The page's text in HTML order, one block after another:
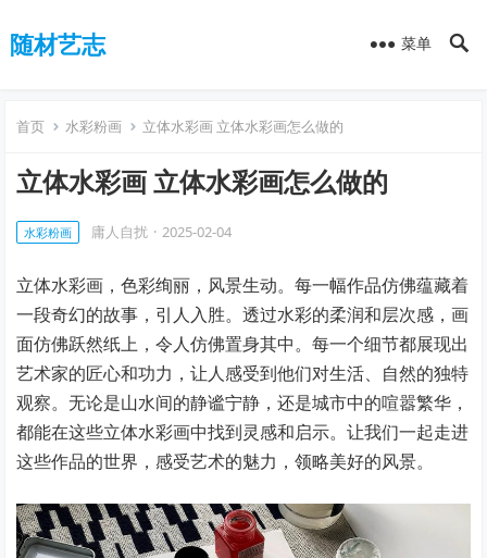
随材艺志 菜单
首页 水彩粉画 立体水彩画 立体水彩画怎么做的
立体水彩画 立体水彩画怎么做的
水彩粉画 庸人自扰 · 2025-02-04
立体水彩画，色彩绚丽，风景生动。每一幅作品仿佛蕴藏着
一段奇幻的故事，引人入胜。透过水彩的柔润和层次感，画
面仿佛跃然纸上，令人仿佛置身其中。每一个细节都展现出
艺术家的匠心和功力，让人感受到他们对生活、自然的独特
观察。无论是山水间的静谧宁静，还是城市中的喧嚣繁华，
都能在这些立体水彩画中找到灵感和启示。让我们一起走进
这些作品的世界，感受艺术的魅力，领略美好的风景。